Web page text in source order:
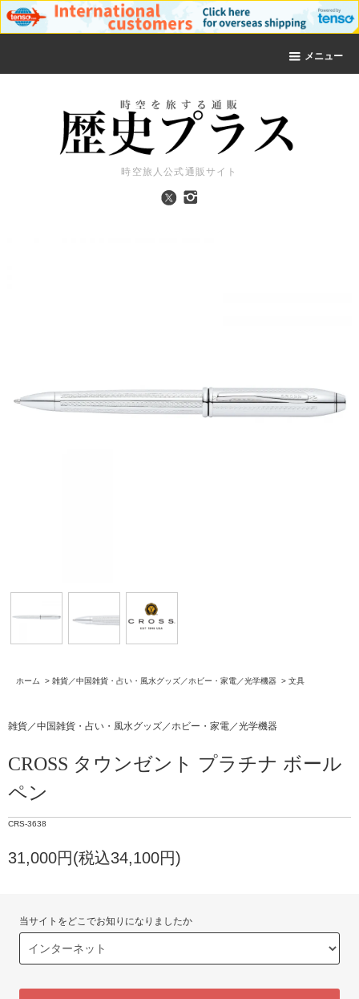
メニュー
時空旅人公式通販サイト
ホーム > 雑貨／中国雑貨・占い・風水グッズ／ホビー・家電／光学機器 > 文具
雑貨／中国雑貨・占い・風水グッズ／ホビー・家電／光学機器
CROSS タウンゼント プラチナ ボール
ペン
CRS-3638
31,000円(税込34,100円)
当サイトをどこでお知りになりましたか